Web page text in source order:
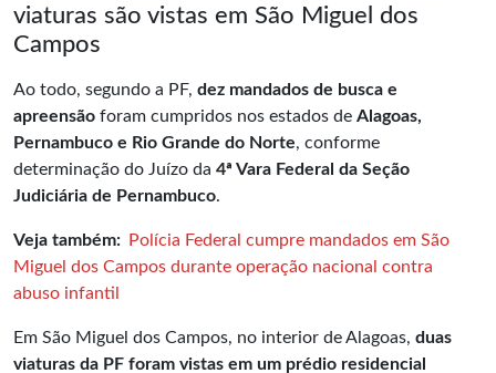
viaturas são vistas em São Miguel dos
Campos
Ao todo, segundo a PF, dez mandados de busca e
apreensão foram cumpridos nos estados de Alagoas,
Pernambuco e Rio Grande do Norte, conforme
determinação do Juízo da 4ª Vara Federal da Seção
Judiciária de Pernambuco.
Veja também:
Polícia Federal cumpre mandados em São
Miguel dos Campos durante operação nacional contra
abuso infantil
Em São Miguel dos Campos, no interior de Alagoas, duas
viaturas da PF foram vistas em um prédio residencial